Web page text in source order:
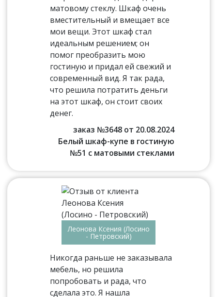
матовому стеклу. Шкаф очень
вместительный и вмещает все
мои вещи. Этот шкаф стал
идеальным решением; он
помог преобразить мою
гостиную и придал ей свежий и
современный вид. Я так рада,
что решила потратить деньги
на этот шкаф, он стоит своих
денег.
заказ №3648 от 20.08.2024
Белый шкаф-купе в гостиную
№51 с матовыми стеклами
Леонова Ксения (Лосино
- Петровский)
Никогда раньше не заказывала
мебель, но решила
попробовать и рада, что
сделала это. Я нашла